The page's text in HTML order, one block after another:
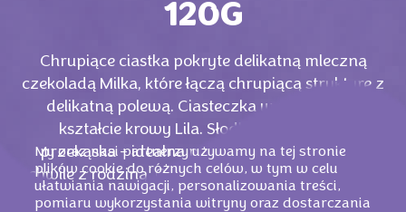
120G
Chrupiące ciastka pokryte delikatną mleczną
czekoladą Milka, które łączą chrupiącą strukturę z
delikatną polewą. Ciasteczka w zabawnym
kształcie krowy Lila. Słodka i przyjemna
przekąska – idealna po pracy lub na wspólne
chwile z rodziną. Opakowanie 200 g zawiera 15
ciastek.
My oraz nasi partnerzy używamy na tej stronie
plików cookie do różnych celów, w tym w celu
ułatwiania nawigacji, personalizowania treści,
pomiaru wykorzystania witryny oraz dostarczania